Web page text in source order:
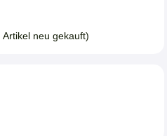
neu gekauft)